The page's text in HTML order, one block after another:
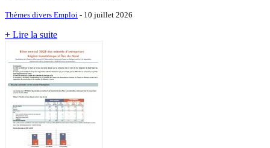
Thèmes divers Emploi - 10 juillet 2026
+ Lire la suite